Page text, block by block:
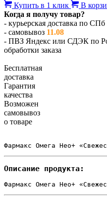
Купить в 1 клик
В
Когда я получу товар?
- курьерская доставка по
- самовывоз 11.08
- ПВЗ Яндекс или СДЭК по
обработки заказа
Бесплатная
доставка
Гарантия
качества
Возможен
самовывоз
о товаре
Фармакс Омега Нео+
Описание продукта:
Фармакс Омега Нео+